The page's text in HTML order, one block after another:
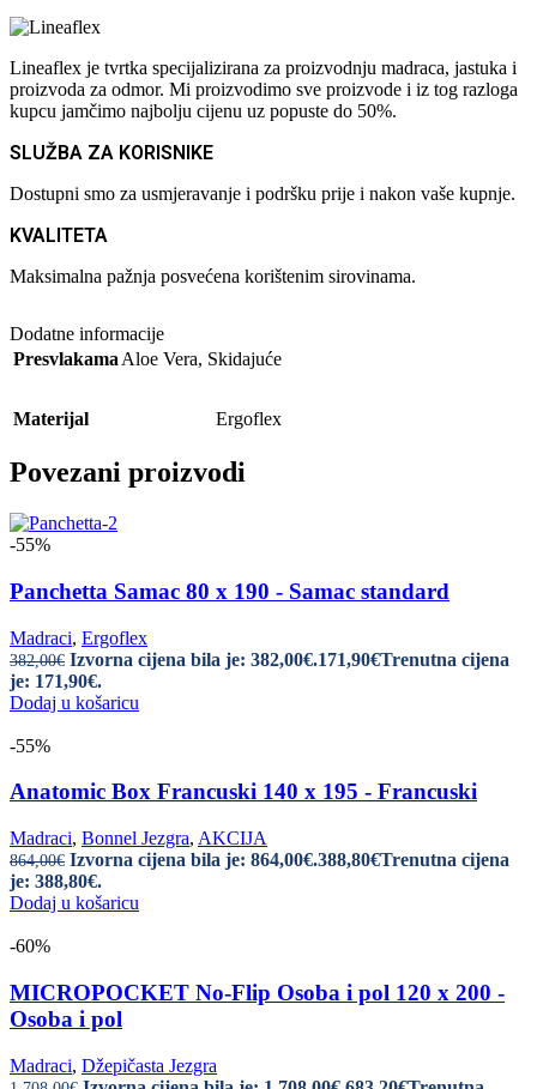
Lineaflex je tvrtka specijalizirana za proizvodnju madraca, jastuka i
proizvoda za odmor. Mi proizvodimo sve proizvode i iz tog razloga
kupcu jamčimo najbolju cijenu uz popuste do 50%.
SLUŽBA ZA KORISNIKE
Dostupni smo za usmjeravanje i podršku prije i nakon vaše kupnje.
KVALITETA
Maksimalna pažnja posvećena korištenim sirovinama.
Dodatne informacije
Presvlakama Aloe Vera, Skidajuće
Materijal Ergoflex
Povezani proizvodi
-55%
Panchetta Samac 80 x 190 - Samac standard
Madraci, Ergoflex
382,00€ Izvorna cijena bila je: 382,00€.171,90€Trenutna cijena
je: 171,90€.
Dodaj u košaricu
-55%
Anatomic Box Francuski 140 x 195 - Francuski
Madraci, Bonnel Jezgra, AKCIJA
864,00€ Izvorna cijena bila je: 864,00€.388,80€Trenutna cijena
je: 388,80€.
Dodaj u košaricu
-60%
MICROPOCKET No-Flip Osoba i pol 120 x 200 -
Osoba i pol
Madraci, Džepičasta Jezgra